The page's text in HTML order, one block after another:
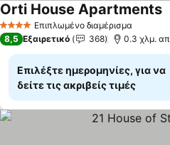
4 ΑστέριαΕπιπλωμένο διαμέρισμα
Orti House Apartments
8,5 Εξαιρετικό 368 0.3 χλμ.
Επιλέξτε ημερομηνίες, για να
δείτε τις ακριβείς τιμές